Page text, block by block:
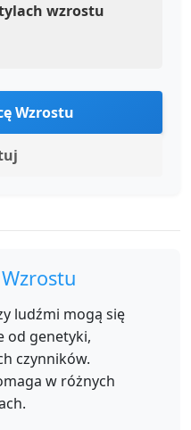
wzrostu
Wzrostu
ludźmi mogą się
od genetyki,
czynników.
w różnych